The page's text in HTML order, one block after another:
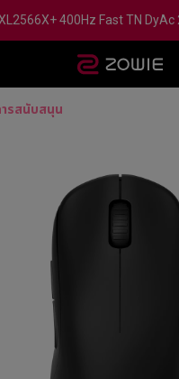
400Hz Fast TN DyAc
รสนับสนุน